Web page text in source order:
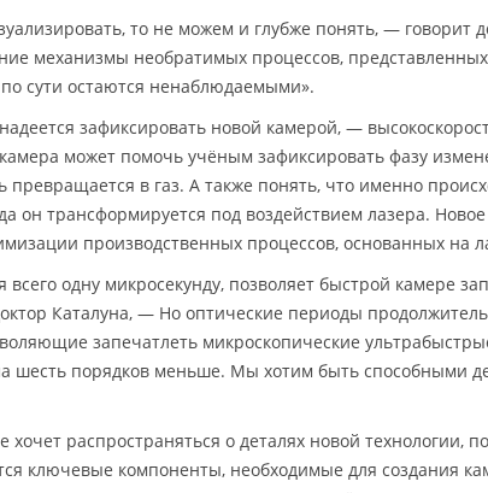
то не можем и глубже понять, — говорит
механизмы необратимых процессов,
сути остаются ненаблюдаемыми».
зафиксировать новой камерой, —
может помочь учёным зафиксировать фазу
превращается в газ. А также понять, что именно
он трансформируется под воздействием лазера.
производственных процессов, основанных на
всего одну микросекунду, позволяет быстрой камере
Каталуна, — Но оптические периоды
запечатлеть микроскопические
шесть порядков меньше. Мы хотим быть способными
распространяться о деталях новой технологии,
ключевые компоненты, необходимые для создания